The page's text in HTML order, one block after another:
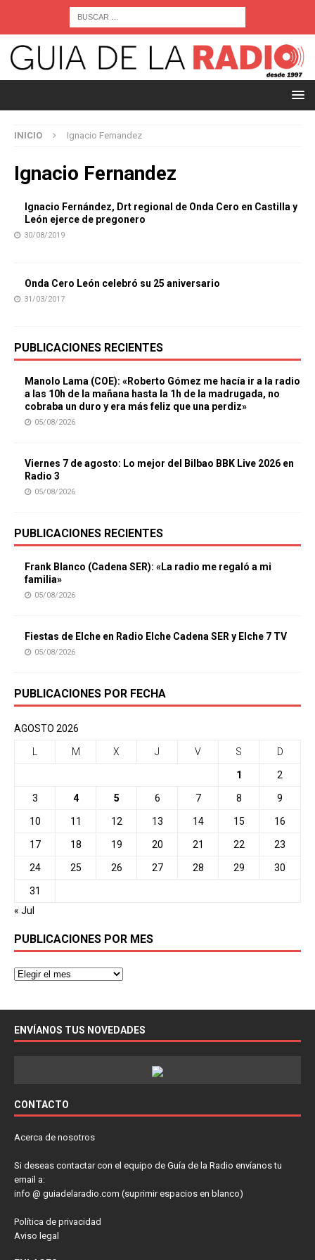
INICIO Ignacio Fernandez
Ignacio Fernandez
Ignacio Fernández, Drt regional de Onda Cero en Castilla y
León ejerce de pregonero
30/08/2019
Onda Cero León celebró su 25 aniversario
31/03/2017
PUBLICACIONES RECIENTES
Manolo Lama (COE): «Roberto Gómez me hacía ir a la radio
a las 10h de la mañana hasta la 1h de la madrugada, no
cobraba un duro y era más feliz que una perdiz»
05/08/2026
Viernes 7 de agosto: Lo mejor del Bilbao BBK Live 2026 en
Radio 3
05/08/2026
PUBLICACIONES RECIENTES
Frank Blanco (Cadena SER): «La radio me regaló a mi
familia»
05/08/2026
Fiestas de Elche en Radio Elche Cadena SER y Elche 7 TV
05/08/2026
PUBLICACIONES POR FECHA
AGOSTO 2026
M X J V S D
1 2
3 4 5 6 7 8 9
10 11 12 13 14 15 16
17 18 19 20 21 22 23
24 25 26 27 28 29 30
31
« Jul
PUBLICACIONES POR MES
ENVÍANOS TUS NOVEDADES
CONTACTO
Acerca de nosotros
Si deseas contactar con el equipo de Guía de la Radio envíanos tu
email a:
info @ guiadelaradio.com (suprimir espacios en blanco)
Política de privacidad
Aviso legal